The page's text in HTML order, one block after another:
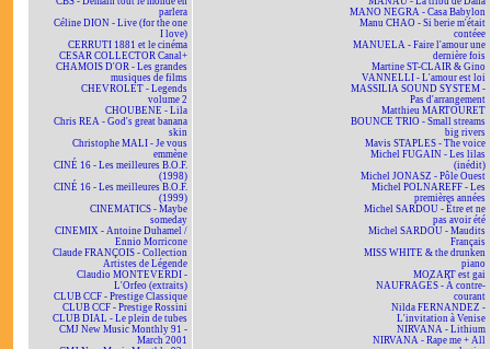
parlera
Céline DION - Live (for the one
I love)
CERRUTI 1881 et le cinéma
CESAR COLLECTOR Canal+
CHAMOIS D'OR - Les grandes
musiques de films
CHEVROLET - Legends
volume 2
CHOUBENE - Lila
Chris REA - God's great banana
skin
Christophe MALI - Je vous
emmène
CINÉ 16 - Les meilleures B.O.F.
(1998)
CINÉ 16 - Les meilleures B.O.F.
(1999)
CINEMATICS - Maybe
someday
CINEMIX - Antoine Duhamel /
Ennio Morricone
Claude FRANÇOIS - Collection
Artistes de Légende
Claudio MONTEVERDI -
L'Orfeo (extraits)
CLUB CCF - Prestige Classique
CLUB CCF - Prestige Rossini
CLUB DIAL - Le plein de tubes
CMJ New Music Monthly 91 -
March 2001
MANO NEGRA - Casa Babylon
Manu CHAO - Si berie m'était
contéee
MANUELA - Faire l'amour une
dernière fois
Martine ST-CLAIR & Gino
VANNELLI - L'amour est loi
MASSILIA SOUND SYSTEM -
Pas d'arrangement
Matthieu MARTOURET
BOUNCE TRIO - Small streams
big rivers
Mavis STAPLES - The voice
Michel FUGAIN - Les lilas
(inédit)
Michel JONASZ - Pôle Ouest
Michel POLNAREFF - Les
premières années
Michel SARDOU - Être et ne
pas avoir été
Michel SARDOU - Maudits
Français
MISS WHITE & the drunken
piano
MOZART est gai
NAUFRAGÉS - À contre-
courant
Nilda FERNANDEZ -
L'invitation à Venise
NIRVANA - Lithium
NIRVANA - Rape me + All